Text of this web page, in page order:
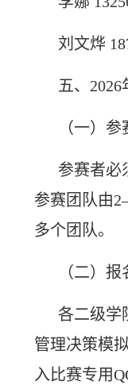
刘文烨
五、
（一）
参赛者必
参赛团队由
多个团队。
（二）
各二级学
管理决策模
入比赛专用